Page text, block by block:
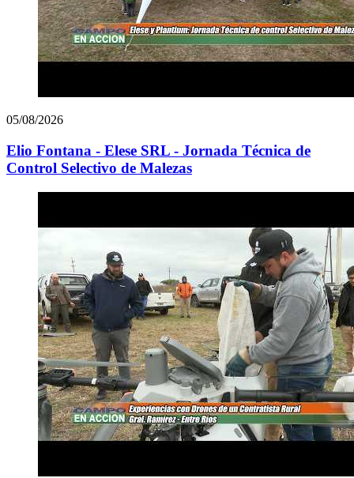
05/08/2026
Elio Fontana - Elese SRL - Jornada Técnica de
Control Selectivo de Malezas